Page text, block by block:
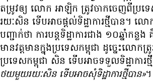
តម្រូវ​ឲ្យ លោក អាឡិក ត្រូវ​ចាក​ចេញ​ពី​ប្រទ
រយៈ​សិន ទើប​អាច​ផ្តល់​ទិដ្ឋាការ​ថ្មី​បាន។
បញ្ជាក់​ថា ការ​បន្ត​ទិដ្ឋាការ​ជាង ១០​ឆ្នាំ​កន្
មាន​វត្តមាន​ក្នុង​ប្រទេស​កម្ពុជា ដូច្នេះ​លោក​ត្
ប្រទេស​កម្ពុជា សិន ទើប​អាច​ទទួល​ទិដ្ឋាការ​ថ្
ថយ​មួយ​រយៈ​សិន ទើប​អាច​សុំ​ទិដ្ឋាការ​ថ្មី​បាន»។